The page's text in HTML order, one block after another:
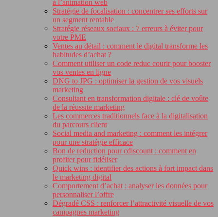
à l’animation web
Stratégie de focalisation : concentrer ses efforts sur
un segment rentable
Stratégie réseaux sociaux : 7 erreurs à éviter pour
votre PME
Ventes au détail : comment le digital transforme les
habitudes d’achat ?
Comment utiliser un code reduc courir pour booster
vos ventes en ligne
DNG to JPG : optimiser la gestion de vos visuels
marketing
Consultant en transformation digitale : clé de voûte
de la réussite marketing
Les commerces traditionnels face à la digitalisation
du parcours client
Social media and marketing : comment les intégrer
pour une stratégie efficace
Bon de reduction pour cdiscount : comment en
profiter pour fidéliser
Quick wins : identifier des actions à fort impact dans
le marketing digital
Comportement d’achat : analyser les données pour
personnaliser l’offre
Dégradé CSS : renforcer l’attractivité visuelle de vos
campagnes marketing